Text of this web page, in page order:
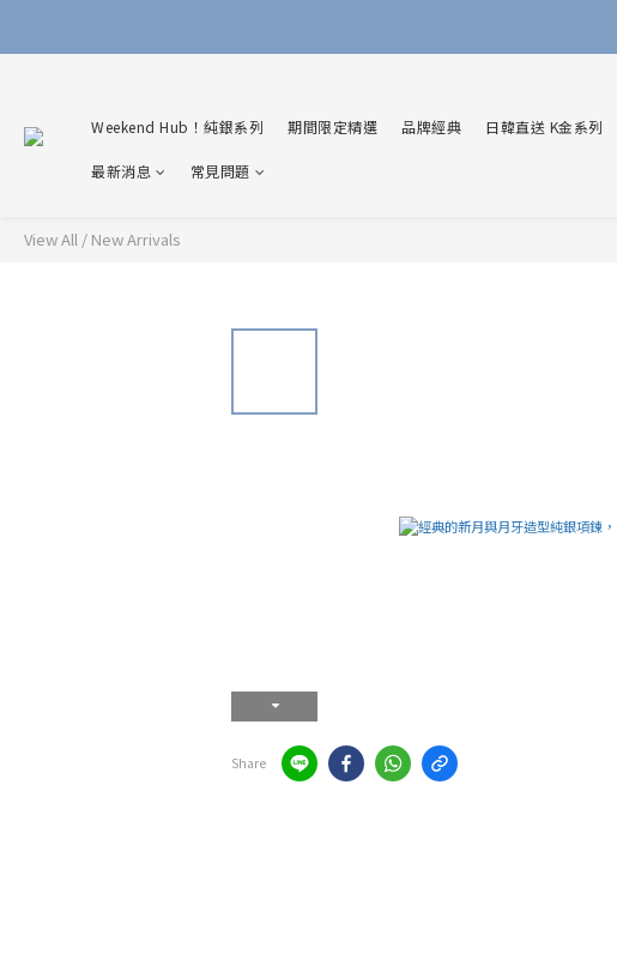
Weekend Hub！純銀系列 期間限定精選 品牌經典 日韓直送 K金系列
最新消息 常見問題
View All / New Arrivals
Share